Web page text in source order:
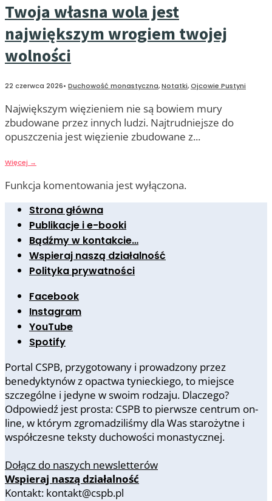
Twoja własna wola jest
największym wrogiem twojej
wolności
22 czerwca 2026• Duchowość monastyczna,Notatki,Ojcowie Pustyni
Największym więzieniem nie są bowiem mury
zbudowane przez innych ludzi. Najtrudniejsze do
opuszczenia jest więzienie zbudowane z...
Więcej →
Funkcja komentowania jest wyłączona.
Strona główna
Publikacje i e-booki
Bądźmy w kontakcie…
Wspieraj naszą działalność
Polityka prywatności
Facebook
Instagram
YouTube
Spotify
Portal CSPB, przygotowany i prowadzony przez
benedyktynów z opactwa tynieckiego, to miejsce
szczególne i jedyne w swoim rodzaju. Dlaczego?
Odpowiedź jest prosta: CSPB to pierwsze centrum on-
line, w którym zgromadziliśmy dla Was starożytne i
współczesne teksty duchowości monastycznej.
Dołącz do naszych newsletterów
Wspieraj naszą działalność
Kontakt: kontakt@cspb.pl